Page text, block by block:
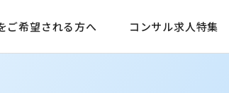
ご希望される方へ コンサル求人特集